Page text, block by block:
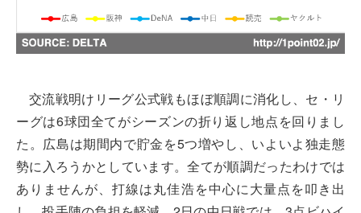
交流戦明けリーグ公式戦もほぼ順調に消化し、セ・リ
ーグは6球団全てがシーズンの折り返し地点を回りまし
た。広島は期間内で貯金を5つ増やし、いよいよ独走態
勢に入ろうかとしています。全てが順調だったわけでは
ありませんが、打線は丸佳浩を中心に大量点を叩き出